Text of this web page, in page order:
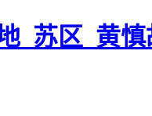
_苏区_黄